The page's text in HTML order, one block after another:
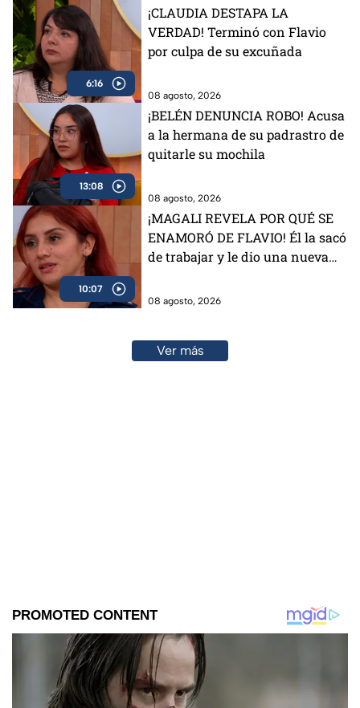
6:16
¡CLAUDIA DESTAPA LA
VERDAD! Terminó con Flavio
por culpa de su excuñada
08 agosto, 2026
13:08
¡BELÉN DENUNCIA ROBO! Acusa
a la hermana de su padrastro de
quitarle su mochila
08 agosto, 2026
10:07
¡MAGALI REVELA POR QUÉ SE
ENAMORÓ DE FLAVIO! Él la sacó
de trabajar y le dio una nueva
08 agosto, 2026
Ver más